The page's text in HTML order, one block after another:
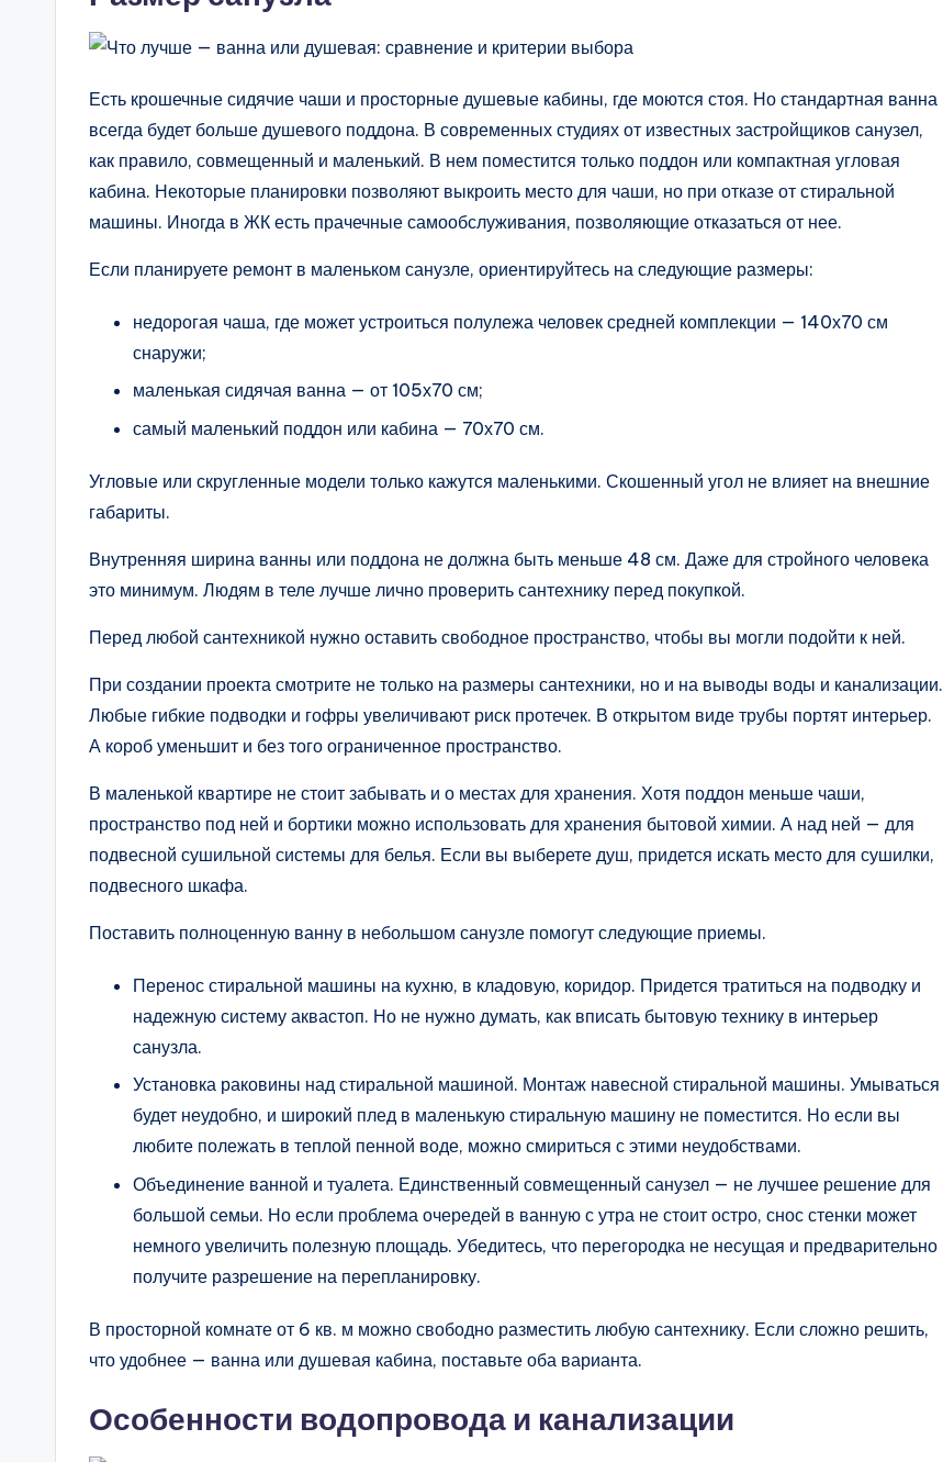
Есть крошечные сидячие чаши и просторные душевые кабины, где моются стоя. Но стандартная ванна
всегда будет больше душевого поддона. В современных студиях от известных застройщиков санузел,
как правило, совмещенный и маленький. В нем поместится только поддон или компактная угловая
кабина. Некоторые планировки позволяют выкроить место для чаши, но при отказе от стиральной
машины. Иногда в ЖК есть прачечные самообслуживания, позволяющие отказаться от нее.
Если планируете ремонт в маленьком санузле, ориентируйтесь на следующие размеры:
недорогая чаша, где может устроиться полулежа человек средней комплекции — 140х70 см
снаружи;
маленькая сидячая ванна — от 105х70 см;
самый маленький поддон или кабина — 70х70 см.
Угловые или скругленные модели только кажутся маленькими. Скошенный угол не влияет на внешние
габариты.
Внутренняя ширина ванны или поддона не должна быть меньше 48 см. Даже для стройного человека
это минимум. Людям в теле лучше лично проверить сантехнику перед покупкой.
Перед любой сантехникой нужно оставить свободное пространство, чтобы вы могли подойти к ней.
При создании проекта смотрите не только на размеры сантехники, но и на выводы воды и канализации.
Любые гибкие подводки и гофры увеличивают риск протечек. В открытом виде трубы портят интерьер.
А короб уменьшит и без того ограниченное пространство.
В маленькой квартире не стоит забывать и о местах для хранения. Хотя поддон меньше чаши,
пространство под ней и бортики можно использовать для хранения бытовой химии. А над ней — для
подвесной сушильной системы для белья. Если вы выберете душ, придется искать место для сушилки,
подвесного шкафа.
Поставить полноценную ванну в небольшом санузле помогут следующие приемы.
Перенос стиральной машины на кухню, в кладовую, коридор. Придется тратиться на подводку и
надежную систему аквастоп. Но не нужно думать, как вписать бытовую технику в интерьер
санузла.
Установка раковины над стиральной машиной. Монтаж навесной стиральной машины. Умываться
будет неудобно, и широкий плед в маленькую стиральную машину не поместится. Но если вы
любите полежать в теплой пенной воде, можно смириться с этими неудобствами.
Объединение ванной и туалета. Единственный совмещенный санузел — не лучшее решение для
большой семьи. Но если проблема очередей в ванную с утра не стоит остро, снос стенки может
немного увеличить полезную площадь. Убедитесь, что перегородка не несущая и предварительно
получите разрешение на перепланировку.
В просторной комнате от 6 кв. м можно свободно разместить любую сантехнику. Если сложно решить,
что удобнее — ванна или душевая кабина, поставьте оба варианта.
Особенности водопровода и канализации